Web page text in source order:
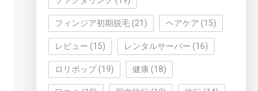
フィンジア初期脱毛(21) ヘアケア (15)
レビュー (15) レンタルサーバー (16)
ロリポップ(19) 健康(18)